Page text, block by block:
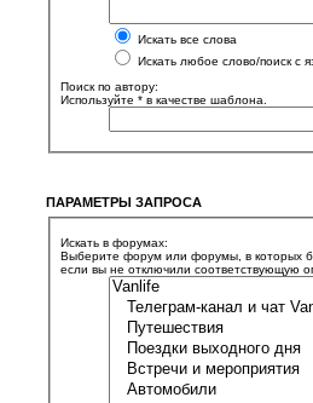
Искать все слова
Искать любое слово/поиск с
Поиск по автору:
Используйте * в качестве шаблона.
ПАРАМЕТРЫ ЗАПРОСА
Искать в форумах:
Выберите форум или форумы, в которых
если вы не отключили соответствующую